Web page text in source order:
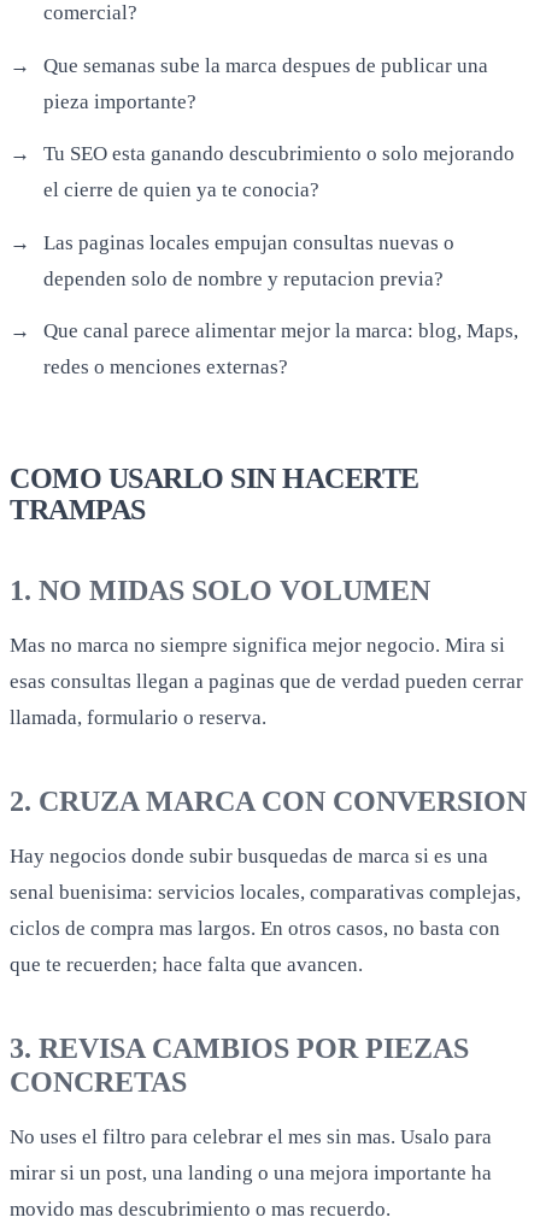
comercial?
Que semanas sube la marca despues de publicar una
pieza importante?
Tu SEO esta ganando descubrimiento o solo mejorando
el cierre de quien ya te conocia?
Las paginas locales empujan consultas nuevas o
dependen solo de nombre y reputacion previa?
Que canal parece alimentar mejor la marca: blog, Maps,
redes o menciones externas?
COMO USARLO SIN HACERTE
TRAMPAS
1. NO MIDAS SOLO VOLUMEN
Mas no marca no siempre significa mejor negocio. Mira si
esas consultas llegan a paginas que de verdad pueden cerrar
llamada, formulario o reserva.
2. CRUZA MARCA CON CONVERSION
Hay negocios donde subir busquedas de marca si es una
senal buenisima: servicios locales, comparativas complejas,
ciclos de compra mas largos. En otros casos, no basta con
que te recuerden; hace falta que avancen.
3. REVISA CAMBIOS POR PIEZAS
CONCRETAS
No uses el filtro para celebrar el mes sin mas. Usalo para
mirar si un post, una landing o una mejora importante ha
movido mas descubrimiento o mas recuerdo.